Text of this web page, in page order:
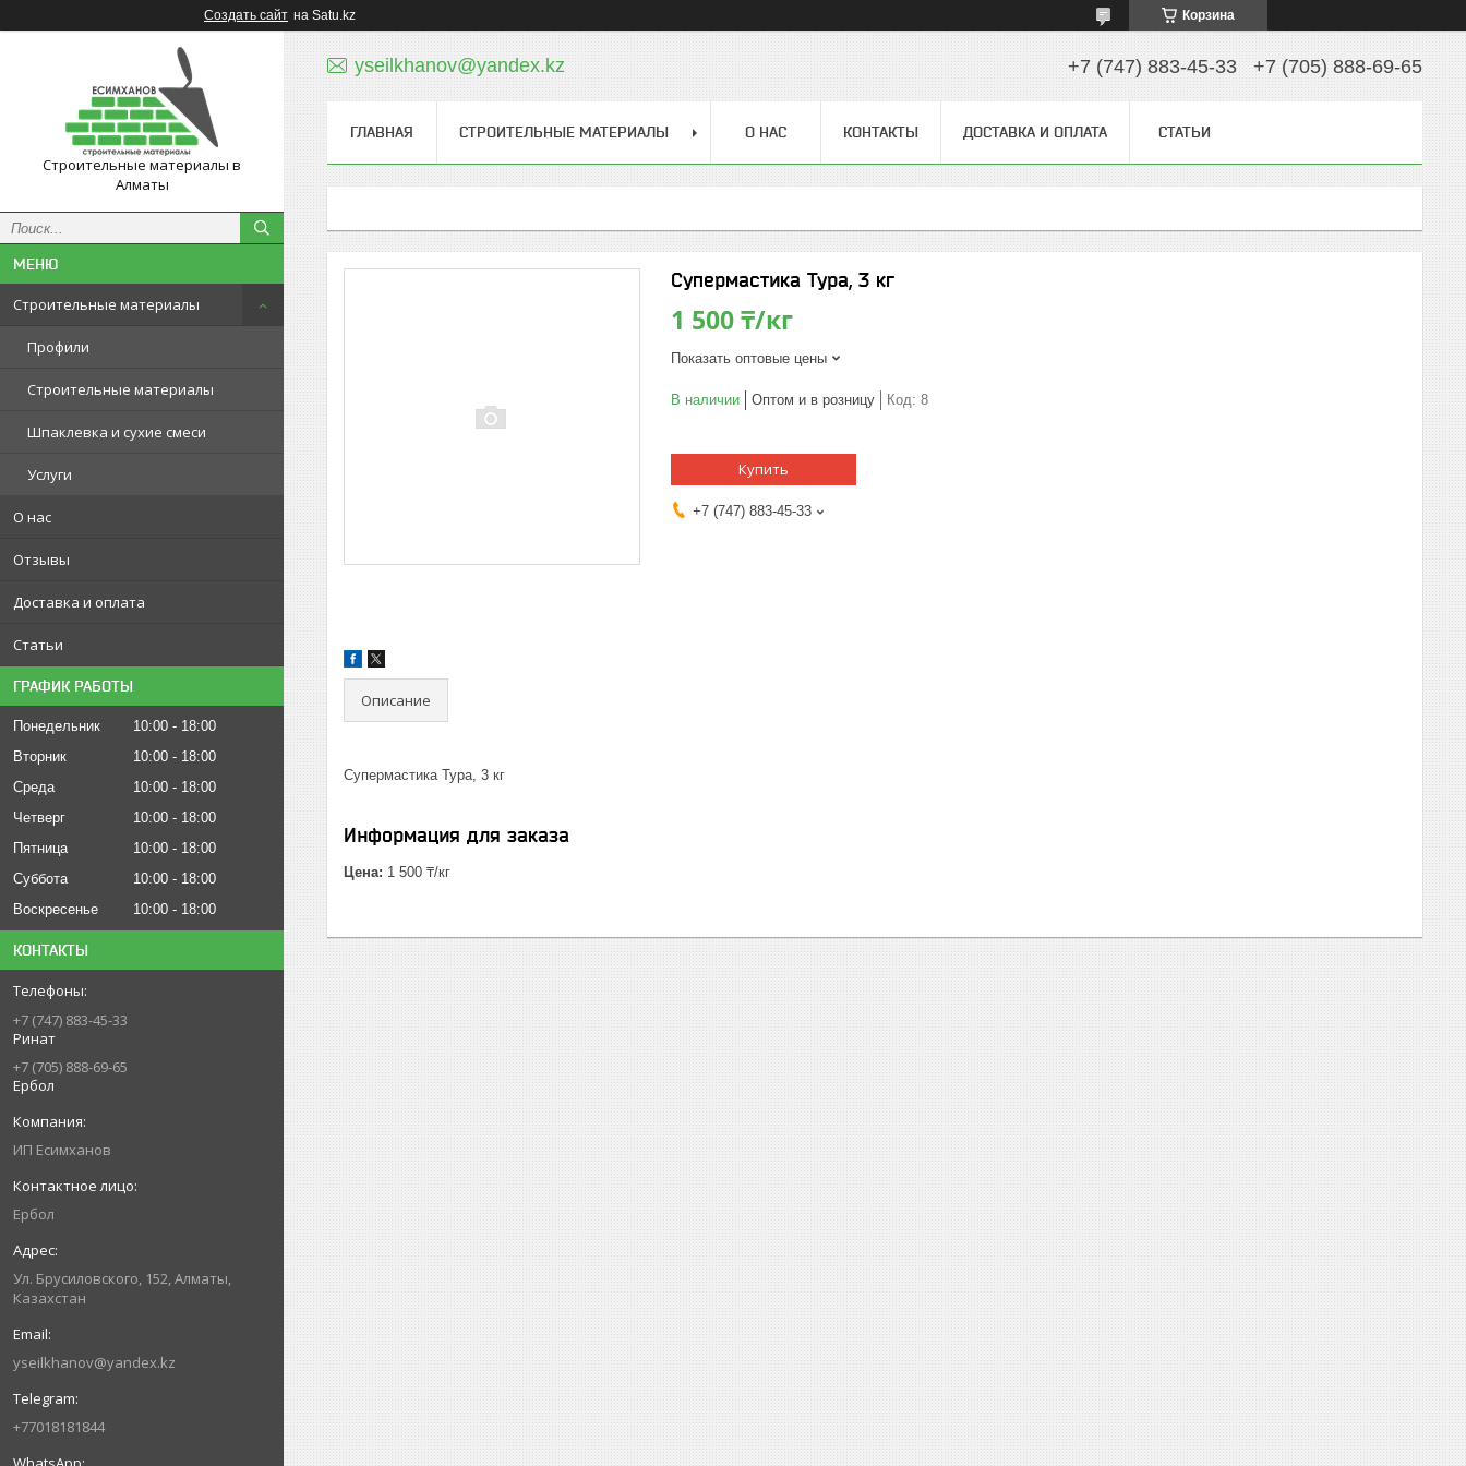
Создать сайт на Satu.kz Корзина
Строительные материалы в
Алматы
Строительные материалы
Профили
Строительные материалы
Шпаклевка и сухие смеси
Услуги
О нас
Отзывы
Доставка и оплата
Статьи
ГРАФИК РАБОТЫ
Понедельник 10:00
18:00
Вторник
10:00
18:00
Среда
10:00
18:00
Четверг
10:00
18:00
Пятница
10:00
18:00
Суббота
10:00
18:00
Воскресенье
10:00 18:00
КОНТАКТЫ
+7 (747) 883-45-33
Ринат
+7 (705) 888-69-65
Ербол
ИП Есимxанов
Ербол
Ул. Брусиловского, 152, Алматы,
Казахстан
yseilkhanov@yandex.kz
+77018181844
yseilkhanov@yandex.kz +7 (747) 883-45-33 +7 (705) 888-69-65
ГЛАВНАЯ СТРОИТЕЛЬНЫЕ МАТЕРИАЛЫ О НАС КОНТАКТЫ ДОСТАВКА И ОПЛАТА СТАТЬИ
Cупермастика Тура, 3 кг
1 500 ₸/кг
Показать оптовые цены
В наличии Оптом и в розницу Код: 8
Купить
+7 (747) 883-45-33
Описание
Cупермастика Тура, 3 кг
Информация для заказа
Цена: 1 500 ₸/кг